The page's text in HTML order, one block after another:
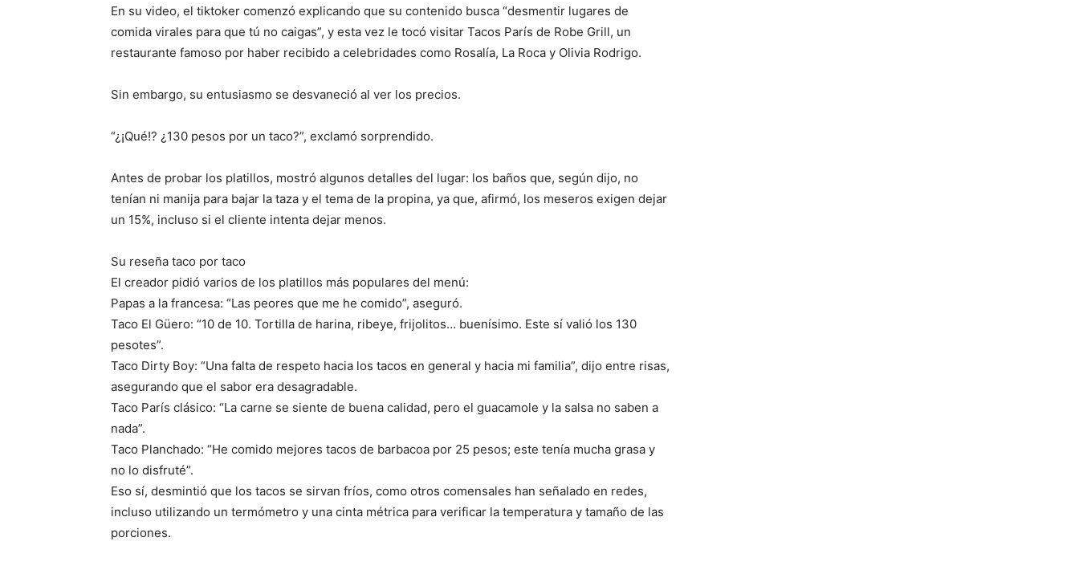
En su video, el tiktoker comenzó explicando que su contenido busca “desmentir lugares de
comida virales para que tú no caigas”, y esta vez le tocó visitar Tacos París de Robe Grill, un
restaurante famoso por haber recibido a celebridades como Rosalía, La Roca y Olivia Rodrigo.
Sin embargo, su entusiasmo se desvaneció al ver los precios.
“¿¡Qué!? ¿130 pesos por un taco?”, exclamó sorprendido.
Antes de probar los platillos, mostró algunos detalles del lugar: los baños que, según dijo, no
tenían ni manija para bajar la taza y el tema de la propina, ya que, afirmó, los meseros exigen dejar
un 15%, incluso si el cliente intenta dejar menos.
Su reseña taco por taco
El creador pidió varios de los platillos más populares del menú:
Papas a la francesa: “Las peores que me he comido”, aseguró.
Taco El Güero: “10 de 10. Tortilla de harina, ribeye, frijolitos… buenísimo. Este sí valió los 130
pesotes”.
Taco Dirty Boy: “Una falta de respeto hacia los tacos en general y hacia mi familia”, dijo entre risas,
asegurando que el sabor era desagradable.
Taco París clásico: “La carne se siente de buena calidad, pero el guacamole y la salsa no saben a
nada”.
Taco Planchado: “He comido mejores tacos de barbacoa por 25 pesos; este tenía mucha grasa y
no lo disfruté”.
Eso sí, desmintió que los tacos se sirvan fríos, como otros comensales han señalado en redes,
incluso utilizando un termómetro y una cinta métrica para verificar la temperatura y tamaño de las
porciones.